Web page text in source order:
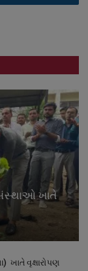
ખાતે
વૃક્ષારોપણ